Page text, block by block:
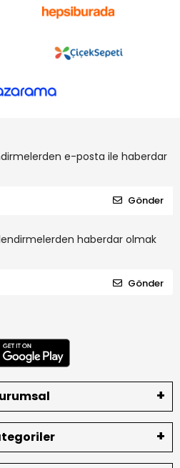
e-posta ile haberdar
Gönder
haberdar olmak
Gönder